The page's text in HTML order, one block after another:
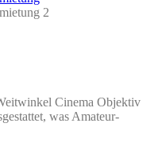
Cinema Objektiv
was Amateur-